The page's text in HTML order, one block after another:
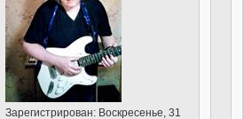
Зарегистрирован: Воскресенье, 31